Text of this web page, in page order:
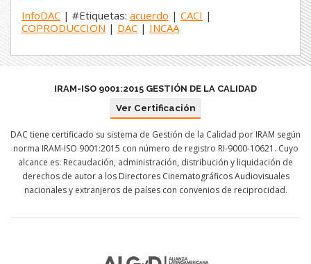
InfoDAC | #Etiquetas: acuerdo | CACI |
COPRODUCCION | DAC | INCAA
IRAM-ISO 9001:2015 GESTIÓN DE LA CALIDAD
Ver Certificación
DAC tiene certificado su sistema de Gestión de la Calidad por IRAM según
norma IRAM-ISO 9001:2015 con número de registro RI-9000-10621. Cuyo
alcance es: Recaudación, administración, distribución y liquidación de
derechos de autor a los Directores Cinematográficos Audiovisuales
nacionales y extranjeros de países con convenios de reciprocidad.